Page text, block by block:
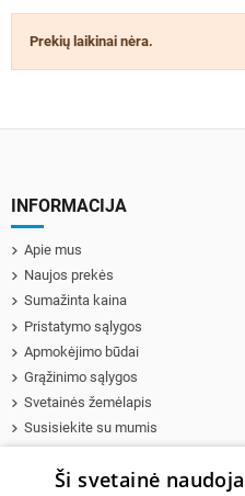
Prekių laikinai nėra.
INFORMACIJA
Apie mus
Naujos prekės
Sumažinta kaina
Pristatymo sąlygos
Apmokėjimo būdai
Grąžinimo sąlygos
Svetainės žemėlapis
Susisiekite su mumis
Ši svetainė